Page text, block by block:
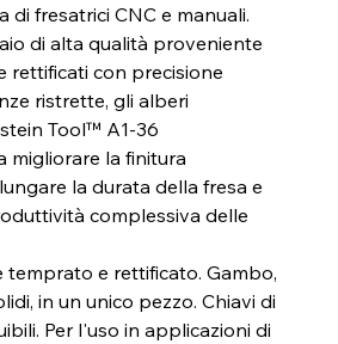
di fresatrici CNC e manuali.
di alta qualità proveniente
rettificati con precisione
ristrette, gli alberi
Tool™ A1-36
migliorare la finitura
la durata della fresa e
complessiva delle
e rettificato. Gambo,
in un unico pezzo. Chiavi di
Per l'uso in applicazioni di